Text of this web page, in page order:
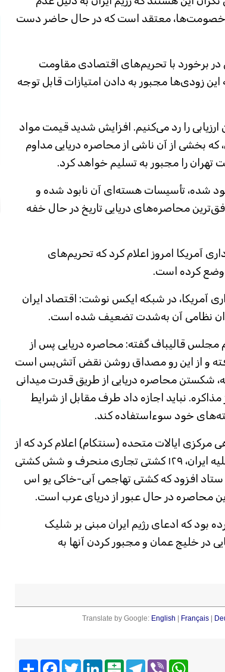
خصومت‌ها، معتقد است که در حال حاضر دست
در برخورد با تحریم‌های اقتصادی مقاومت
زودی‌ها مجبور به دادن امتیازات قابل توجه
را رد می‌کنیم. افزایش شدید قیمت مواد
بخشی از آن ناشی از محاصره دریایی مداوم
تهران را مجبور به تسلیم خواهد کرد.
نابود شده، تأسیسات هسته‌ای آن نابود شده و
محاصره‌های دریایی تاریخ در حال خفه
آمریکا امروز اعلام کرد که تحریم‌های
وضع کرده است.
آمریکا، در شبکه ایکس نوشت: اقتصاد ایران
نظامی آن به‌شدت تضعیف شده است.
مجلس قالیباف گفته: محاصره دریایی پس از
و از این رو مصداق روشن نقض آتش‌بس است
شکستن محاصره دریایی از طریق قدرت میدانی
مذاکره. نباید اجازه داد طرف مقابل از شرایط
خود سوءاستفاده کند.
مرکزی ایالات متحده (سنتکام) اعلام کرد که از
زمان آغاز محاصره دریایی علیه ایران، ۱۲۹ کشتی تجاری منحرف و شش کشتی
ستاد افزود که کشتی تهاجمی آبی-خاکی یو اس
محاصره در حال عبور از دریای عرب است.
بود که ادعای رژیم ایران مبنی بر شلیک
در خلیج عمان و مجبور کردن آنها به
Translate by Google: English Français|
اشتراک
FacebookTwitter
LinkedInBalatarin
TelegramViber
WhatsApp